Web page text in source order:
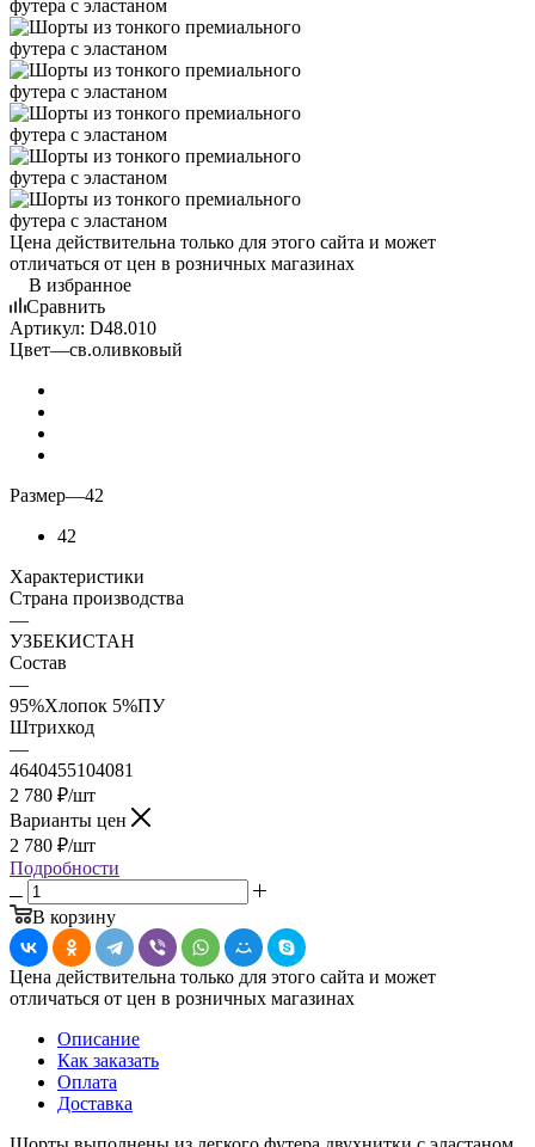
Цена действительна только для этого сайта и может
отличаться от цен в розничных магазинах
В избранное
Сравнить
Артикул: D48.010
Цвет—св.оливковый
Размер—42
42
Характеристики
Страна производства
—
УЗБЕКИСТАН
Состав
—
95%Хлопок 5%ПУ
Штрихкод
—
4640455104081
2 780 ₽/шт
Варианты цен
2 780 ₽/шт
Подробности
В корзину
Цена действительна только для этого сайта и может
отличаться от цен в розничных магазинах
Описание
Как заказать
Оплата
Доставка